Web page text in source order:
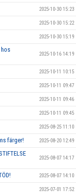
2025-10-30 15:23
2025-10-30 15:22
2025-10-30 15:19
2025-10-16 14:19
2025-10-11 10:15
2025-10-11 09:47
2025-10-11 09:46
2025-10-11 09:45
2025-08-25 11:10
färger! 2025-08-20 12:49
2025-08-07 14:17
2025-08-07 14:10
2025-07-01 17:52